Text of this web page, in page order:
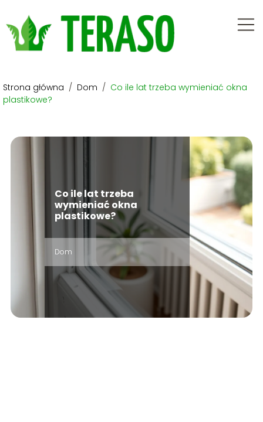
Strona główna / Dom / Co ile lat trzeba wymieniać okna
plastikowe?
Co ile lat trzeba
wymieniać okna
plastikowe?
Dom